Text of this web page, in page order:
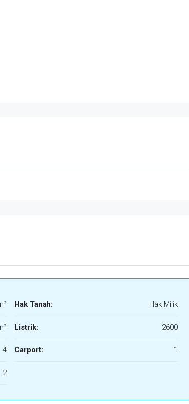
4
2
Hak Tanah: Hak Milik
Listrik: 2600
Carport: 1